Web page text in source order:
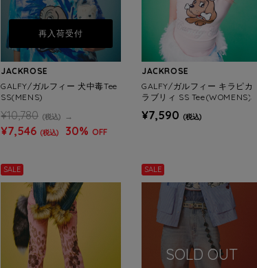
再入荷受付
JACKROSE
GALFY/ガルフィー 犬中毒Tee
SS(MENS)
¥10,780 (税込)
¥7,546 (税込) 30% OFF
JACKROSE
GALFY/ガルフィー キラピカ
ラブリィ SS Tee(WOMENS)
¥7,590 (税込)
SALE SALE
SOLD OUT